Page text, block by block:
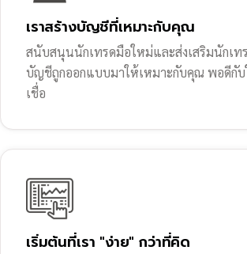
เราสร้างบัญชีที่เหมาะกับคุณ
สนับสนุนนักเทรดมือใหม่และส่งเสริมนักเ
บัญชีถูกออกแบบมาให้เหมาะกับคุณ พอดีกับ
เชื่อ
เริ่มต้นที่เรา "ง่าย" กว่าที่คิด